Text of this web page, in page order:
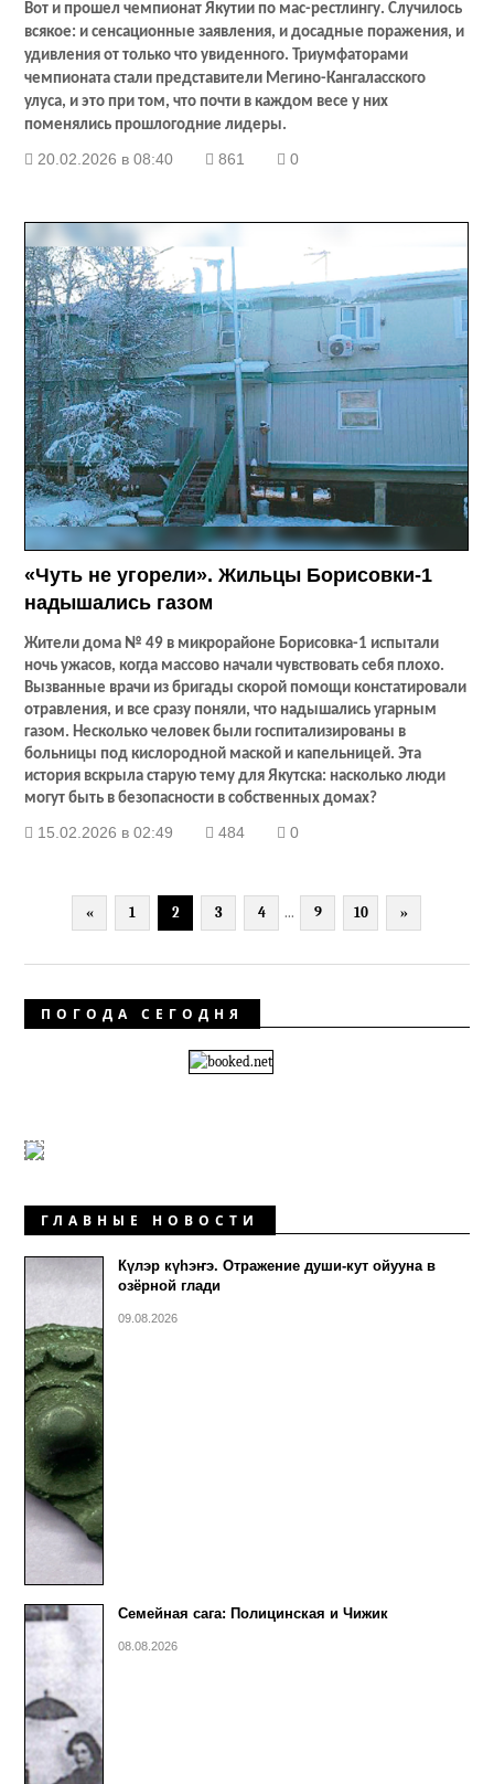
Вот и прошел чемпионат Якутии по мас-рестлингу. Случилось
всякое: и сенсационные заявления, и досадные поражения, и
удивления от только что увиденного. Триумфаторами
чемпионата стали представители Мегино-Кангаласского
улуса, и это при том, что почти в каждом весе у них
поменялись прошлогодние лидеры.
20.02.2026 в 08:40 861 0
«Чуть не угорели». Жильцы Борисовки-1
надышались газом
Жители дома № 49 в микрорайоне Борисовка-1 испытали
ночь ужасов, когда массово начали чувствовать себя плохо.
Вызванные врачи из бригады скорой помощи констатировали
отравления, и все сразу поняли, что надышались угарным
газом. Несколько человек были госпитализированы в
больницы под кислородной маской и капельницей. Эта
история вскрыла старую тему для Якутска: насколько люди
могут быть в безопасности в собственных домах?
15.02.2026 в 02:49 484 0
« 1 2 3 4 ... 9 10 »
ПОГОДА СЕГОДНЯ
ГЛАВНЫЕ НОВОСТИ
Күлэр күhэҥэ. Отражение души-кут ойууна в
озёрной глади
09.08.2026
Семейная сага: Полицинская и Чижик
08.08.2026